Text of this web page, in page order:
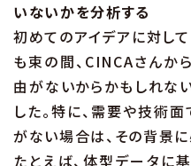
いないかを分析する
初めてのアイデアに対して
も束の間、CINCAさんか
由がないからかもしれな
した。特に、需要や技術
がない場合は、その背景
たとえば、体型データに